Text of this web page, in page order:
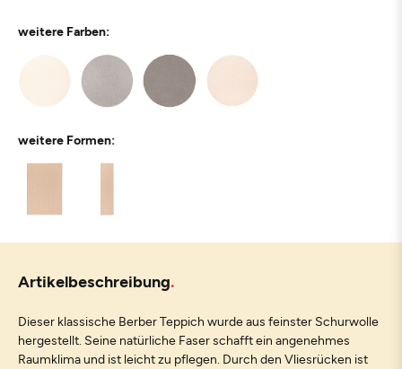
weitere Farben:
weitere Formen:
Artikelbeschreibung
Dieser klassische Berber Teppich wurde aus feinster Schurwolle
hergestellt. Seine natürliche Faser schafft ein angenehmes
Raumklima und ist leicht zu pflegen. Durch den Vliesrücken ist